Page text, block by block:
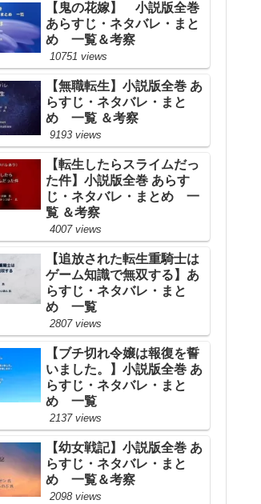
【鬼の花嫁】 小説版全巻
あらすじ・ネタバレ・まと
め 一覧＆考察
10751 views
【無職転生】小説版全巻 あ
らすじ・ネタバレ・まと
め 一覧 ＆考察
9193 views
【転生したらスライムだっ
た件】小説版全巻 あらす
じ・ネタバレ・まとめ 一
覧 ＆考察
4007 views
【追放された転生重騎士は
ゲーム知識で無双する】あ
らすじ・ネタバレ・まと
め 一覧
2807 views
【ブチ切れ令嬢は報復を誓
いました。】小説版全巻 あ
らすじ・ネタバレ・まと
め 一覧
2137 views
【幼女戦記】小説版全巻 あ
らすじ・ネタバレ・まと
め 一覧＆考察
2098 views